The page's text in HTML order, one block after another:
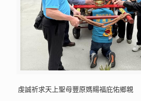
虔誠祈求天上聖母豐原媽𧶽福庇佑鄉親